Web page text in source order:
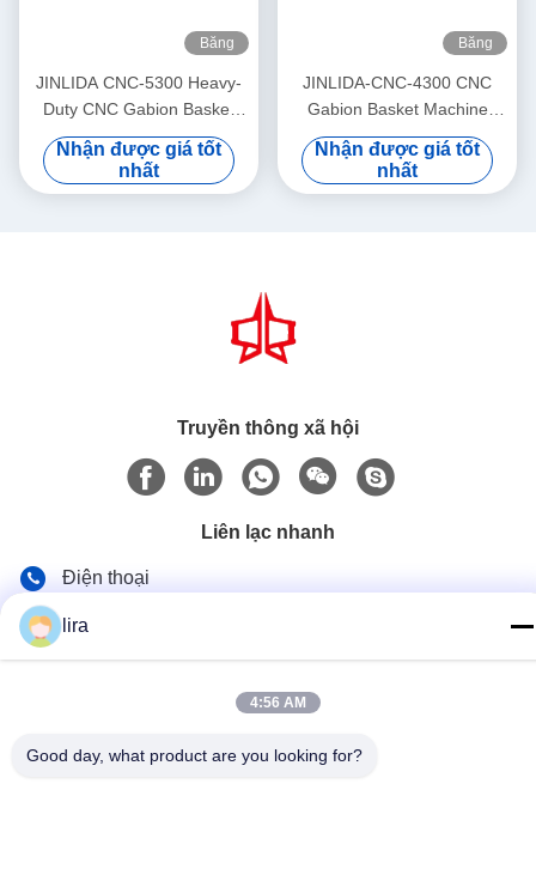
Băng
JINLIDA CNC-5300 Heavy-
Duty CNC Gabion Basket
Welding Machine 5300mm
Width Double Twist Mesh
Production Equipment
Nhận được giá tốt
nhất
Băng
JINLIDA-CNC-4300 CNC
Gabion Basket Machine
4300mm Working Width
Servo-Driven Double Twist
Mesh Equipment
Nhận được giá tốt
nhất
Truyền thông xã hội
Liên lạc nhanh
Điện thoại
86-510-86385783
E-mail
lira
4:56 AM
Good day, what product are you looking for?